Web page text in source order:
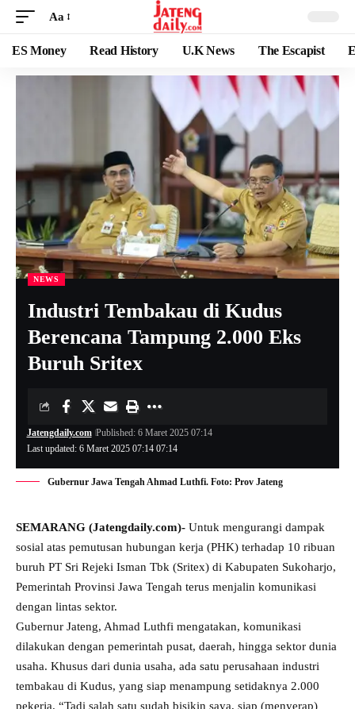
Aa
ES Money Read History U.K News The Escapist
NEWS
Industri Tembakau di Kudus
Berencana Tampung 2.000 Eks
Buruh Sritex
Last updated: 6 Maret 2025 07:14 07:14
Jatengdaily.com Published: 6 Maret 2025 07:14
Gubernur Jawa Tengah Ahmad Luthfi. Foto: Prov Jateng
SEMARANG (Jatengdaily.com)- Untuk mengurangi dampak
sosial atas pemutusan hubungan kerja (PHK) terhadap 10 ribuan
buruh PT Sri Rejeki Isman Tbk (Sritex) di Kabupaten Sukoharjo,
Pemerintah Provinsi Jawa Tengah terus menjalin komunikasi
dengan lintas sektor.
Gubernur Jateng, Ahmad Luthfi mengatakan, komunikasi
dilakukan dengan pemerintah pusat, daerah, hingga sektor dunia
usaha. Khusus dari dunia usaha, ada satu perusahaan industri
tembakau di Kudus, yang siap menampung setidaknya 2.000
pekerja. “Tadi salah satu sudah bisikin saya, siap (menyerap)